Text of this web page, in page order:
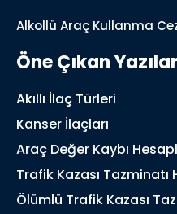
Alkollü Araç Kullanma
Öne Çıkan Yazılar
Akıllı İlaç Türleri
Kanser İlaçları
Araç Değer Kaybı
Trafik Kazası
Ölümlü Trafik Kazası